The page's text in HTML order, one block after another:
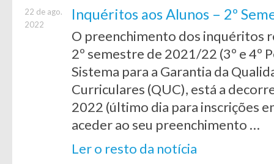
22 de ago.
2022
Inquéritos aos Alunos – 2º
O preenchimento dos inquéritos
2º semestre de 2021/22 (3º e 4º
Sistema para a Garantia da
Curriculares (QUC), está a
2022 (último dia para inscrições
aceder ao seu preenchimento …
Ler o resto da notícia